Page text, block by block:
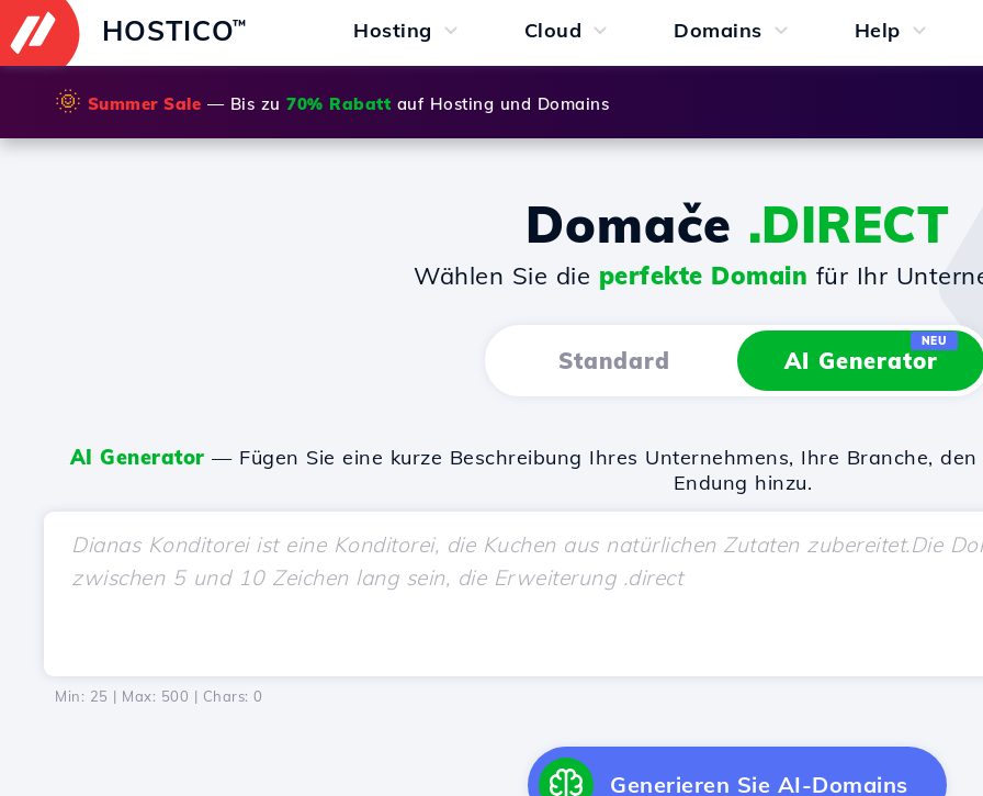
HOSTICO™ Hosting Cloud Domains Help
🌞 Summer Sale — Bis zu 70% Rabatt auf Hosting und Domains
Domače .DIRECT
Wählen Sie die perfekte Domain für Ihr
Standard AI Generator
NEU
AI Generator — Fügen Sie eine kurze Beschreibung Ihres Unternehmens, Ihre Branche,
Endung hinzu.
Min: 25 | Max: 500 | Chars: 0
Generieren Sie AI-Domains